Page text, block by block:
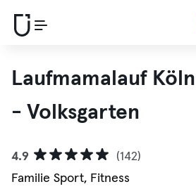
Laufmamalauf
- Volksgarten
4.9
(142)
Familie Sport, Fitness